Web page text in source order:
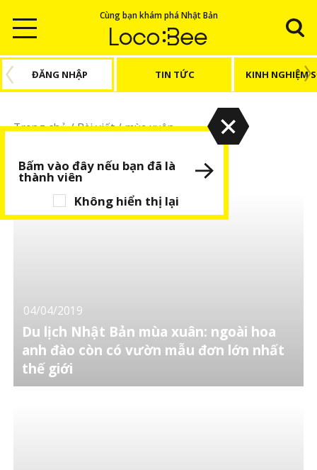
Cùng bạn khám phá Nhật Bản
ĐĂNG NHẬP TIN TỨC KINH NGHIỆM
Trang chủ/Bài viết/mùa xuân
mùa xuân
04/04/2019
Du lịch Nhật Bản mùa xuân: ngoài hoa
anh đào còn có vườn mẫu đơn lớn nhất
thế giới
Không hiển thị lại
Bấm vào đây nếu bạn đã là
thành viên